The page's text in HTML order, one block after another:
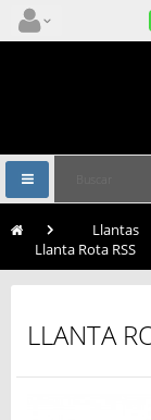
Navegación
Toggle
Llantas
Llanta Rota RSS
LLANTA